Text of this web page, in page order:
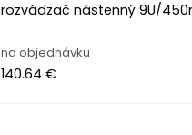
rozvádzač nástenný 9U/
na objednávku
140.64 €